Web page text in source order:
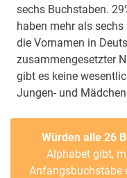
sechs Buchstaben.
haben mehr als
die Vornamen in
zusammengesetzter
gibt es keine
Jungen- und
Würden alle 26
Alphabet gibt,
Anfangsbuchstabe